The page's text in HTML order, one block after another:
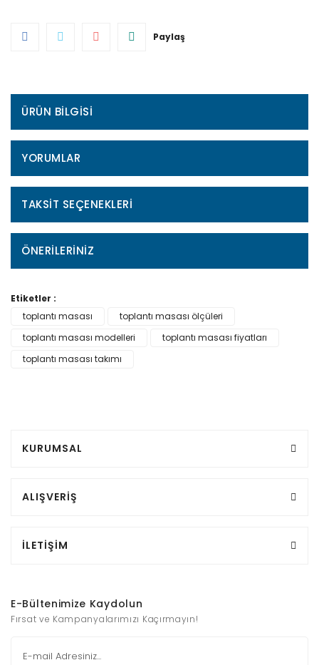
Paylaş
ÜRÜN BILGISI
YORUMLAR
TAKSIT SEÇENEKLERI
ÖNERILERINIZ
Etiketler :
toplantı masası
toplantı masası ölçüleri
toplantı masası modelleri
toplantı masası fiyatları
toplantı masası takımı
KURUMSAL
ALIŞVERİŞ
İLETİŞİM
E-Bültenimize Kaydolun
Fırsat ve Kampanyalarımızı Kaçırmayın!